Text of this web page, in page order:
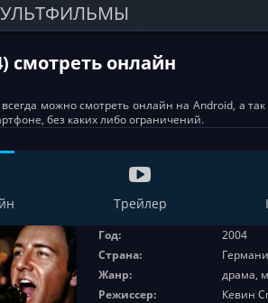
смотреть онлайн
всегда можно смотреть онлайн на Android, а
без каких либо ограничений.
Трейлер
Год:
2004
Страна:
Жанр:
драма,
Режиссер:
Кевин